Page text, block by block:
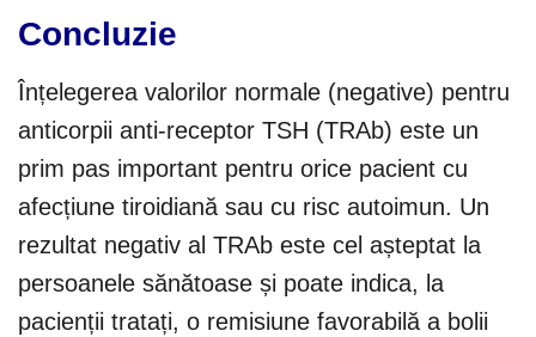
Concluzie
Înțelegerea valorilor normale (negative) pentru
anticorpii anti-receptor TSH (TRAb) este un
prim pas important pentru orice pacient cu
afecțiune tiroidiană sau cu risc autoimun. Un
rezultat negativ al TRAb este cel așteptat la
persoanele sănătoase și poate indica, la
pacienții tratați, o remisiune favorabilă a bolii